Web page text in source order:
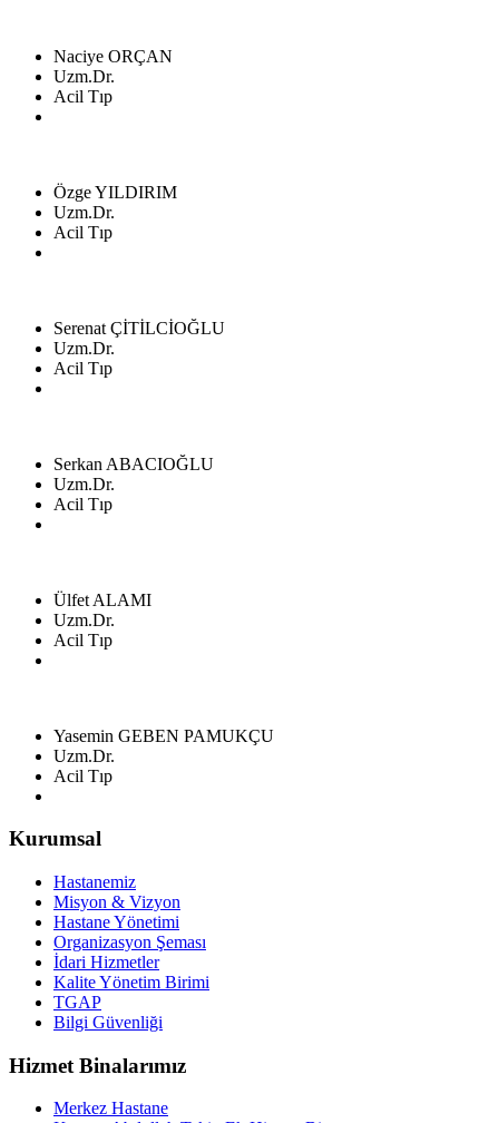
Naciye ORÇAN
Uzm.Dr.
Acil Tıp
Özge YILDIRIM
Uzm.Dr.
Acil Tıp
Serenat ÇİTİLCİOĞLU
Uzm.Dr.
Acil Tıp
Serkan ABACIOĞLU
Uzm.Dr.
Acil Tıp
Ülfet ALAMI
Uzm.Dr.
Acil Tıp
Yasemin GEBEN PAMUKÇU
Uzm.Dr.
Acil Tıp
Kurumsal
Hastanemiz
Misyon & Vizyon
Hastane Yönetimi
Organizasyon Şeması
İdari Hizmetler
Kalite Yönetim Birimi
TGAP
Bilgi Güvenliği
Hizmet Binalarımız
Merkez Hastane